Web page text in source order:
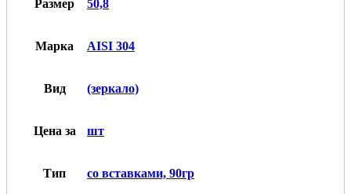
Размер 50,8
Марка AISI 304
Вид (зеркало)
Цена за шт
Тип со вставками, 90гр